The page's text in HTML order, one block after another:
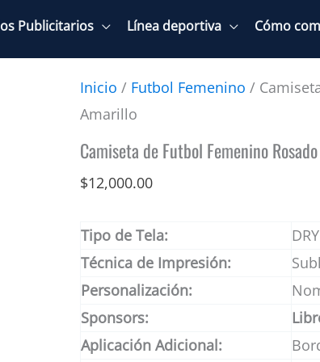
Publicitarios Línea deportiva Cómo
Inicio / Futbol Femenino /
Amarillo
Camiseta de Futbol Femenino
$12,000.00
Tipo de Tela:
Técnica de Impresión:
Personalización:
Sponsors:
Aplicación Adicional: